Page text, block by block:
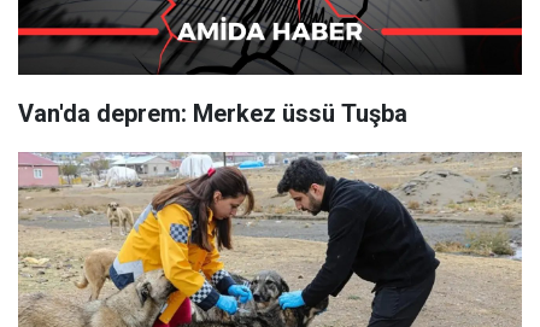
Van'da deprem: Merkez üssü Tuşba